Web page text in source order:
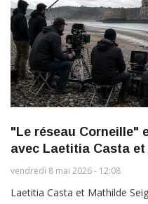
"Le réseau Corneille"
avec Laetitia Casta
vendredi 8 mai 2026 - 12:08
Laetitia Casta et Mathilde